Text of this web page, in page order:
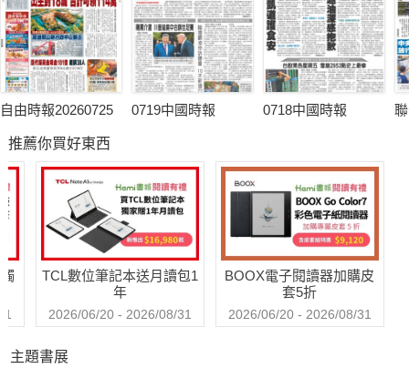
自由時報20260725 0719中國時報 0718中國時報
推薦你買好東西
TCL數位筆記本送月讀包1
年
2026/06/20 - 2026/08/31
BOOX電子閱讀器加購皮
套5折
2026/06/20 - 2026/08/31
主題書展